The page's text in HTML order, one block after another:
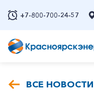
+7-800-700-24-57
ВСЕ НОВОСТИ